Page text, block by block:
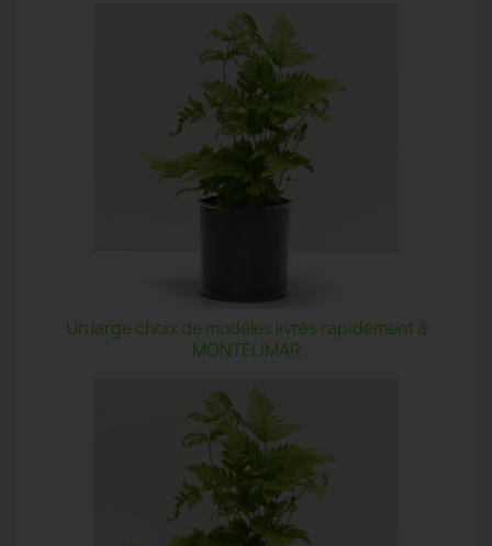
Un large choix de modèles livrés rapidement à
MONTÉLIMAR